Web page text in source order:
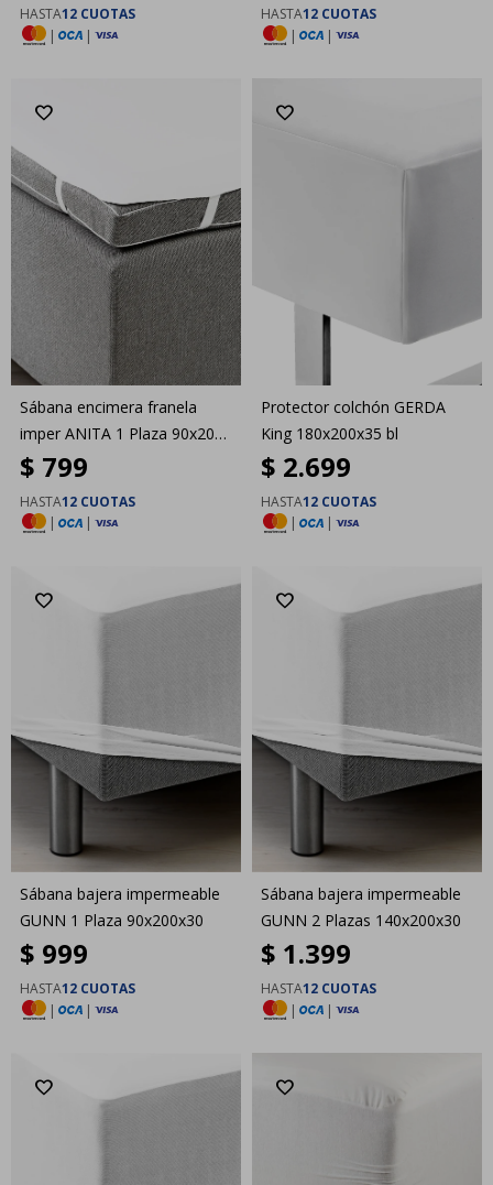
HASTA12 CUOTAS
|
|
HASTA12 CUOTAS
|
|
Sábana encimera franela
imper ANITA 1 Plaza 90x200
bl
$ 799
HASTA12 CUOTAS
|
|
Protector colchón GERDA
King 180x200x35 bl
$ 2.699
HASTA12 CUOTAS
|
|
Sábana bajera impermeable
GUNN 1 Plaza 90x200x30
$ 999
HASTA12 CUOTAS
|
|
Sábana bajera impermeable
GUNN 2 Plazas 140x200x30
$ 1.399
HASTA12 CUOTAS
|
|